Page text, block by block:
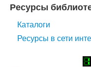
Ресурсы
Каталоги
Ресурсы в сети